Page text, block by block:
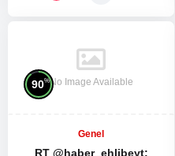
No Image Available
90%
Genel
RT @haber_ehlibeyt: